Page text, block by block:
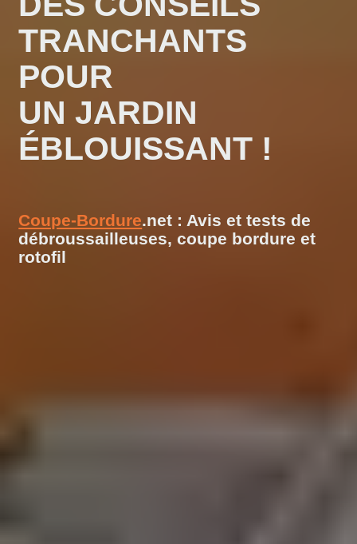
TRANCHANTS
POUR
UN JARDIN
ÉBLOUISSANT !
Coupe-Bordure.net : Avis et tests de
débroussailleuses, coupe bordure et
rotofil